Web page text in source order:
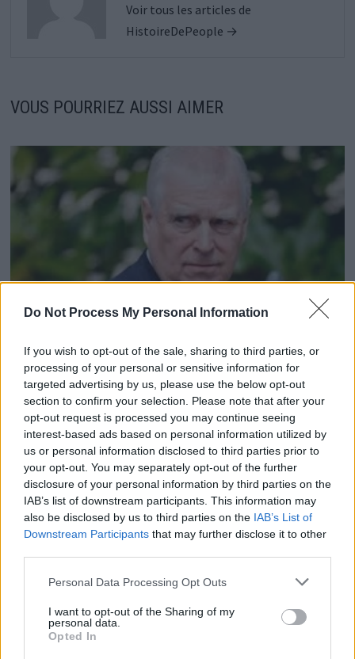
Do Not Process My Personal Information
If you wish to opt-out of the sale, sharing to third parties, or
processing of your personal or sensitive information for
targeted advertising by us, please use the below opt-out
section to confirm your selection. Please note that after your
opt-out request is processed you may continue seeing
interest-based ads based on personal information utilized by
us or personal information disclosed to third parties prior to
your opt-out. You may separately opt-out of the further
disclosure of your personal information by third parties on the
IAB’s list of downstream participants. This information may
also be disclosed by us to third parties on the IAB’s List of
Downstream Participants that may further disclose it to other
Personal Data Processing Opt Outs
I want to opt-out of the Sharing of my
personal data.
Opted In
Voir tous les articles de
HistoireDePeople →
VOUS POURRIEZ AUSSI AIMER
Charles menace de retirer ses titres à son frère
Prince Andrew
22 octobre 2025